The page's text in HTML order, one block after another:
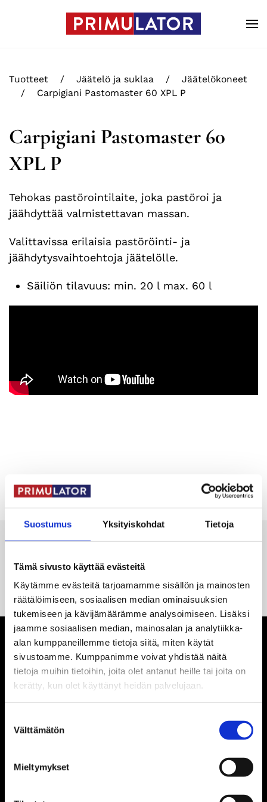
Suostumus Yksityiskohdat Tietoja
Tämä sivusto käyttää evästeitä
Käytämme evästeitä tarjoamamme sisällön ja mainosten
räätälöimiseen, sosiaalisen median ominaisuuksien
tukemiseen ja kävijämäärämme analysoimiseen. Lisäksi
jaamme sosiaalisen median, mainosalan ja analytiikka-
alan kumppaneillemme tietoja siitä, miten käytät
sivustoamme. Kumppanimme voivat yhdistää näitä
tietoja muihin tietoihin, joita olet antanut heille tai joita on
kerätty, kun olet käyttänyt heidän palvelujaan.
valinta
Välttämätön
Mieltymykset
Skip to main content
Tuotteet Jäätelö ja suklaa
Jäätelökoneet
Carpigiani Pastomaster 60 XPL P
Carpigiani Pastomaster 60
XPL P
Tehokas pastörointilaite, joka pastöroi ja
jäähdyttää valmistettavan massan.
Valittavissa erilaisia pastöröinti- ja
jäähdytysvaihtoehtoja jäätelölle.
Säiliön tilavuus: min. 20 l max. 60 l
Pastomaster 60 XPL P? Ota yhteyttä
myyntitiimiimme!
Primulator Oy
Ota yhteyttä: